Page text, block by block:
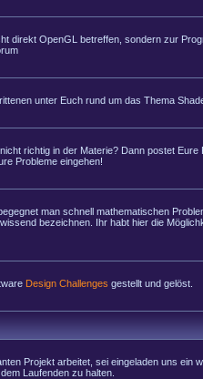
direkt OpenGL betreffen, sondern zur
unter Euch rund um das Thema
richtig in der Materie? Dann postet Eure
Probleme eingehen!
man schnell mathematischen
bezeichnen. Ihr habt hier die
Design Challenges gestellt und gelöst.
Projekt arbeitet, sei eingeladen uns ein
Laufenden zu halten.